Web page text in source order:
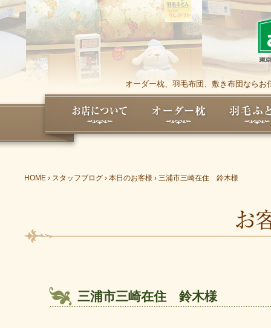
オーダー枕、羽毛布団、敷き布団なら
HOME › スタッフブログ › 本日のお客様 › 三浦市三崎在住 鈴木様
三浦市三崎在住 鈴木様